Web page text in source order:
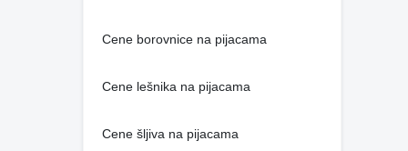
Cene borovnice na pijacama
Cene lešnika na pijacama
Cene šljiva na pijacama